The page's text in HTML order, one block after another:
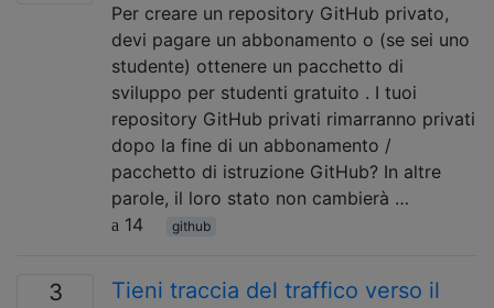
Per creare un repository GitHub privato,
devi pagare un abbonamento o (se sei uno
studente) ottenere un pacchetto di
sviluppo per studenti gratuito . I tuoi
repository GitHub privati ​​rimarranno privati
​​dopo la fine di un abbonamento /
pacchetto di istruzione GitHub? In altre
parole, il loro stato non cambierà …
14
github
3
Tieni traccia del traffico verso il